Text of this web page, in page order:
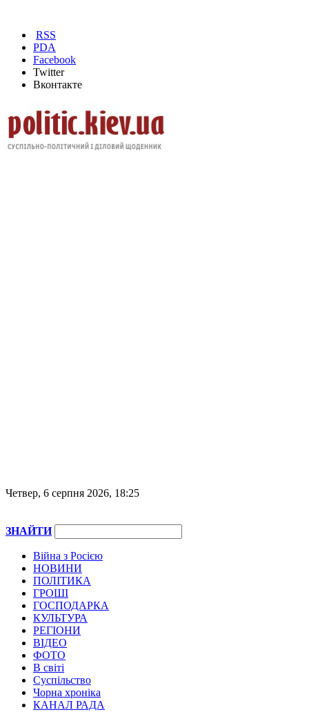
RSS
PDA
Facebook
Twitter
Вконтакте
Четвер, 6 серпня 2026, 18:25
ЗНАЙТИ
Війна з Росією
НОВИНИ
ПОЛІТИКА
ГРОШІ
ГОСПОДАРКА
КУЛЬТУРА
РЕГІОНИ
ВІДЕО
ФОТО
В світі
Суспільство
Чорна хроніка
КАНАЛ РАДА